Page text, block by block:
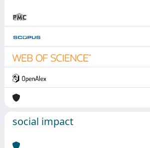
social impact